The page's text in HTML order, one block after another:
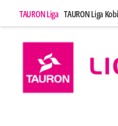
TAURON Liga TAURON Liga